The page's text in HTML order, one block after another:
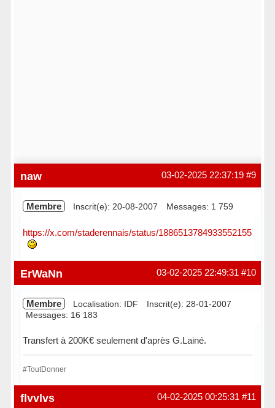
#9
03-02-2025 22:37:19
naw
Membre Inscrit(e): 20-08-2007 Messages: 1 759
https://x.com/staderennais/status/1886513784933552155
Hors ligne #10
03-02-2025 22:49:31
ErWaNn
Membre Localisation: IDF
Inscrit(e): 28-01-2007
Messages: 16 183
Transfert à 200K€ seulement d'après G.Lainé.
#ToutDonner
Hors ligne #11
04-02-2025 00:25:31
flvvlvs